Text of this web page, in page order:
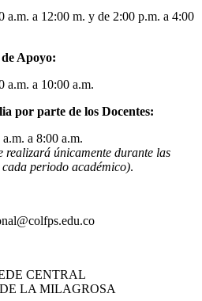
a.m. a 12:00 m. y de 2:00 p.m. a 4:00
Apoyo:
a.m. a 10:00 a.m.
por parte de los Docentes:
a 8:00 a.m.
realizará únicamente durante las
cada periodo académico).
CENTRAL
LA MILAGROSA